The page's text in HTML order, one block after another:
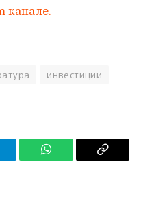
канале.
инвестиции
WhatsApp Copy